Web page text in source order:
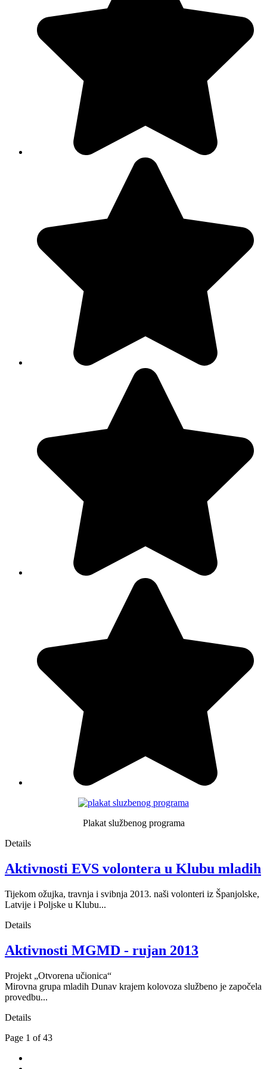
Plakat službenog programa
Details
Aktivnosti EVS volontera u Klubu mladih
Tijekom ožujka, travnja i svibnja 2013. naši volonteri iz Španjolske,
Latvije i Poljske u Klubu...
Details
Aktivnosti MGMD - rujan 2013
Projekt „Otvorena učionica“
Mirovna grupa mladih Dunav krajem kolovoza službeno je započela
provedbu...
Details
Page 1 of 43